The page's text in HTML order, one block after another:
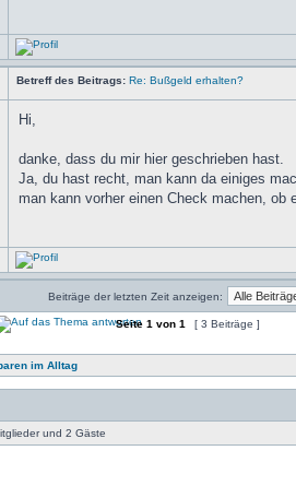
Betreff des Beitrags: Re: Bußgeld erhalten?
Hi,
danke, dass du mir hier geschrieben hast.
Ja, du hast recht, man kann da einiges
man kann vorher einen Check machen, ob
Beiträge der letzten Zeit anzeigen:
Seite 1 von 1 [ 3 Beiträge ]
im Alltag
und 2 Gäste